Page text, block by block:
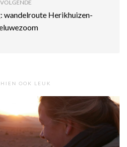
VOLGENDE
wandelroute Herikhuizen-
OOK LEUK